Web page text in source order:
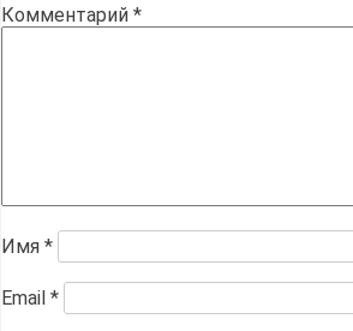
Комментарий *
Имя *
Email *